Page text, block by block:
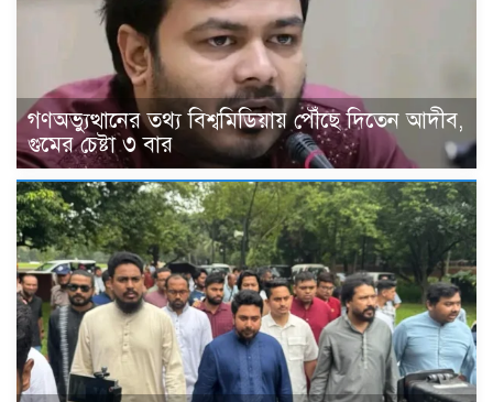
গণঅভ্যুত্থানের তথ্য বিশ্বমিডিয়ায় পৌঁছে দিতেন আদীব,
গুমের চেষ্টা ৩ বার